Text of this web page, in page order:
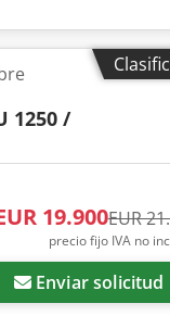
1250 /
19.900EUR
precio fijo IVA no
Enviar solicitud